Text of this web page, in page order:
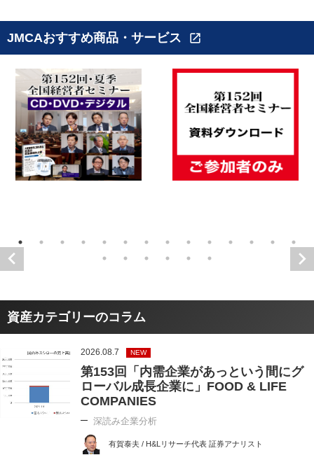
JMCAおすすめ商品・サービス open_in_new
資産カテゴリーのコラム
2026.08.7 NEW
第153回「内需企業があっという間にグ
ローバル成長企業に」FOOD & LIFE
COMPANIES
深読み企業分析
有賀泰夫 / H&Lリサーチ代表 証券アナリスト